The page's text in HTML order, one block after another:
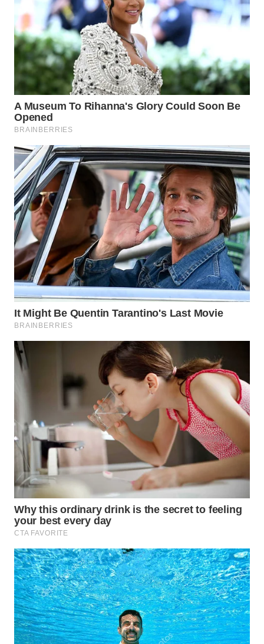
SAMOSIR
WN
PADANG
LAWAS
WN
WN
CIANJUR
WN
KEPULAUAN
SERIBU
WN
TANGERANG
WN
BINJAI
CIREBON
INDRAMAYU
WN
KUNINGAN
WN
MAJALENGKA
WN
WN
SUKABUMI
WN
PURWAKARTA